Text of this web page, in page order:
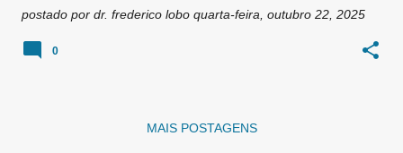
postado por dr. frederico lobo quarta-feira, outubro 22, 2025
0
MAIS POSTAGENS